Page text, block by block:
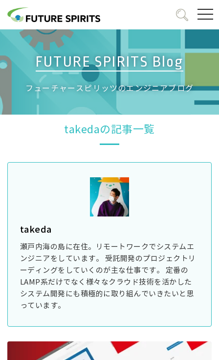
FUTURE SPIRITS Blog
フューチャースピリッツのエンジニアブログ
takedaの記事一覧
takeda
瀬戸内海の島に在住。リモートワークでシステムエ
ンジニアをしています。 受託開発のプロジェクトリ
ーディングをしていくのが主な仕事です。 定番の
LAMP系だけでなく様々なクラウド技術を活かした
システム開発にも積極的に取り組んでいきたいと思
っています。